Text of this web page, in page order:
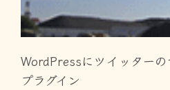
WordPressにツイッター
プラグイン